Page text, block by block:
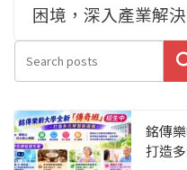
困境，深入產業解
搜
銘傳
打造